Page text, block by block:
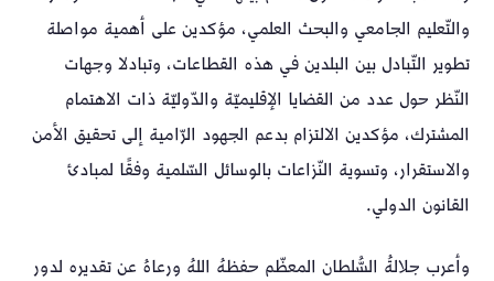
والتّعليم الجامعي والبحث العلمي، مؤكدين على أهمية مواصلة
تطوير التّبادل بين البلدين في هذه القطاعات، وتبادلا وجهات
النّظر حول عدد من القضايا الإقليميّة والدّوليّة ذات الاهتمام
المشترك، مؤكدين الالتزام بدعم الجهود الرّامية إلى تحقيق الأمن
والاستقرار، وتسوية النّزاعات بالوسائل السّلمية وفقًا لمبادئ
القانون الدولي.
وأعرب جلالةُ السُّلطان المعظّم حفظهُ اللهُ ورعاهُ عن تقديره لدور